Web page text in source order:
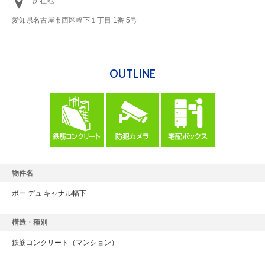
愛知県名古屋市西区幅下１丁目 1番 5号
OUTLINE
物件名
ボー デュ キャナル幅下
構造・種別
鉄筋コンクリート （マンション）